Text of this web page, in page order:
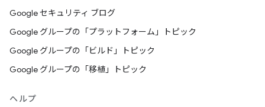
Google セキュリティ ブログ
Google グループの「プラットフォーム」トピック
Google グループの「ビルド」トピック
Google グループの「移植」トピック
ヘルプ